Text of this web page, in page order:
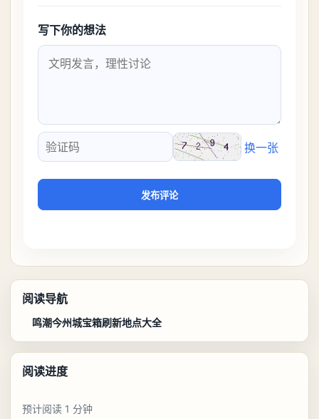
写下你的想法
验证码
换一张
发布评论
阅读导航
鸣潮今州城宝箱刷新地点大全
阅读进度
预计阅读 1 分钟